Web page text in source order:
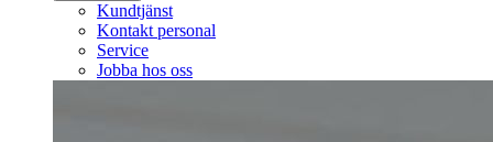
Kundtjänst
Kontakt personal
Service
Jobba hos oss